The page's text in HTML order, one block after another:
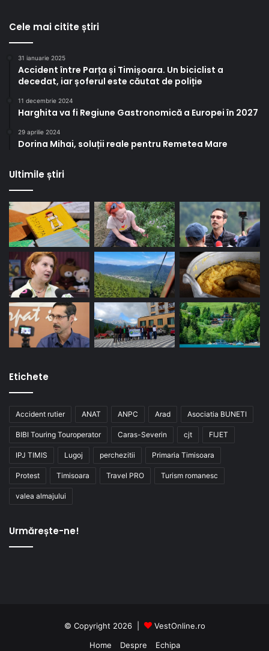
Cele mai citite știri
31 ianuarie 2025
Accident între Parța și Timișoara. Un biciclist a
decedat, iar șoferul este căutat de poliție
11 decembrie 2024
Harghita va fi Regiune Gastronomică a Europei în 2027
29 aprilie 2024
Dorina Mihai, soluții reale pentru Remetea Mare
Ultimile știri
Etichete
Accident rutier ANAT ANPC Arad Asociatia BUNETI
BIBI Touring Touroperator Caras-Severin cjt FIJET
IPJ TIMIS Lugoj perchezitii Primaria Timisoara
Protest Timisoara Travel PRO Turism romanesc
valea almajului
Urmărește-ne!
© Copyright 2026 |
VestOnline.ro
Home
Despre Echipa